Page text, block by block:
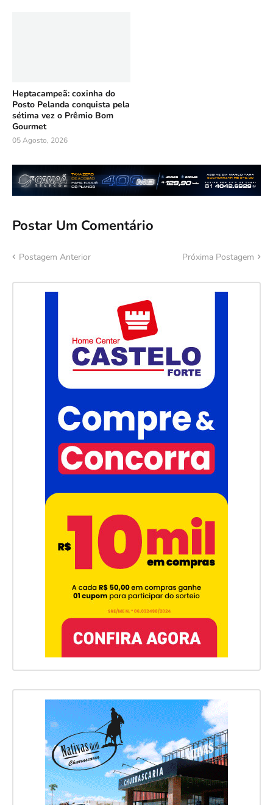
Heptacampeã: coxinha do
Posto Pelanda conquista pela
sétima vez o Prêmio Bom
Gourmet
05 Agosto, 2026
Postar Um Comentário
Postagem Anterior Próxima Postagem